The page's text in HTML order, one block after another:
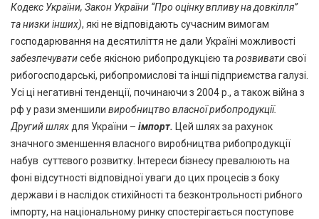
Кодекс України, Закон України “Про оцінку впливу на довкілля”
та низки інших), які не відповідають сучасним вимогам
господарювання на десятиліття не дали Україні можливості
забезпечуватисебе якісною рибопродукцією та розвиватисвої
рибогосподарські, рибопромислові та інші підприємства галузі.
Усі ці негативні тенденції, починаючи з 2004 р., а також війна з
рф у рази зменшили виробництво власної рибопродукції.
Другий шлях для України – імпорт. Цей шлях за рахунок
значного зменшення власного виробництва рибопродукції
набув суттєвого розвитку. Інтереси бізнесу превалюють на
фоні відсутності відповідної уваги до цих процесів з боку
держави і в наслідок стихійності та безконтрольності рибного
імпорту, на національному ринку спостерігається поступове